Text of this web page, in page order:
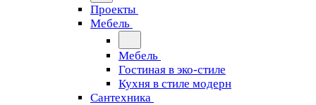
Проекты
Мебель
Мебель
Гостиная в эко-стиле
Кухня в стиле модерн
Сантехника